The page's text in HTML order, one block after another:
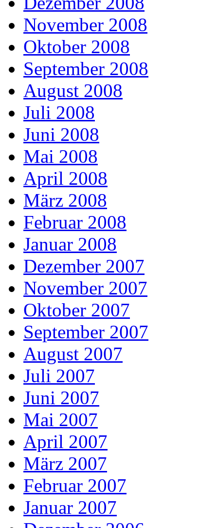
November 2008
Oktober 2008
September 2008
August 2008
Juli 2008
Juni 2008
Mai 2008
April 2008
März 2008
Februar 2008
Januar 2008
Dezember 2007
November 2007
Oktober 2007
September 2007
August 2007
Juli 2007
Juni 2007
Mai 2007
April 2007
März 2007
Februar 2007
Januar 2007